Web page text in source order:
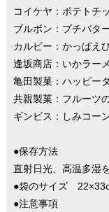
コイケヤ：ポテトチ
ブルボン：プチバタ
カルビー：かっぱえ
逢坂商店：いかラー
亀田製菓：ハッピー
共親製菓：フルーツ
ギンビス：しみコー
●保存方法
直射日光、高温多湿
●袋のサイズ
●注意事項